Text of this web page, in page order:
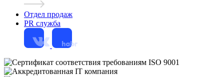
Отдел продаж
PR служба